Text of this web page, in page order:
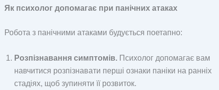
Як психолог допомагає при панічних атаках
Робота з панічними атаками будується поетапно:
Розпізнавання симптомів.Психолог допомагає вам
навчитися розпізнавати перші ознаки паніки на ранніх
стадіях, щоб зупиняти її розвиток.